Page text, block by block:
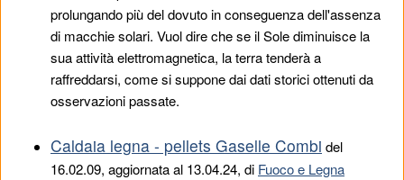
prolungando più del dovuto in conseguenza dell'assenza
di macchie solari. Vuol dire che se il Sole diminuisce la
sua attività elettromagnetica, la terra tenderà a
raffreddarsi, come si suppone dai dati storici ottenuti da
osservazioni passate.
Caldaia legna - pellets Gaselle Combi del
16.02.09, aggiornata al 13.04.24, di Fuoco e Legna